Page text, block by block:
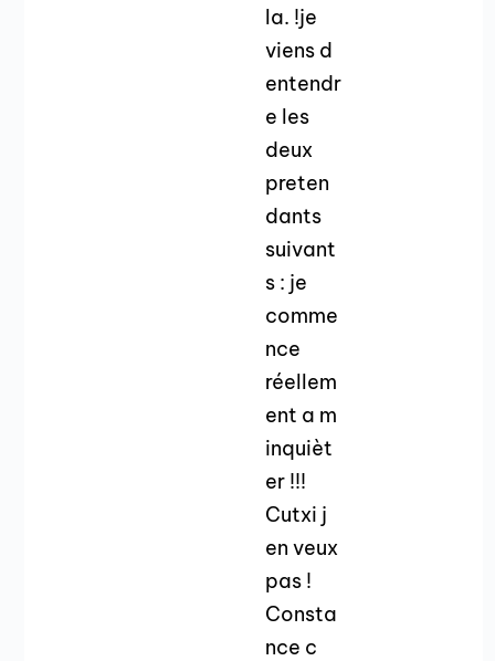
la. !je
viens d
entendr
e les
deux
preten
dants
suivant
s : je
comme
nce
réellem
ent a m
inquièt
er !!!
Cutxi j
en veux
pas !
Consta
nce c